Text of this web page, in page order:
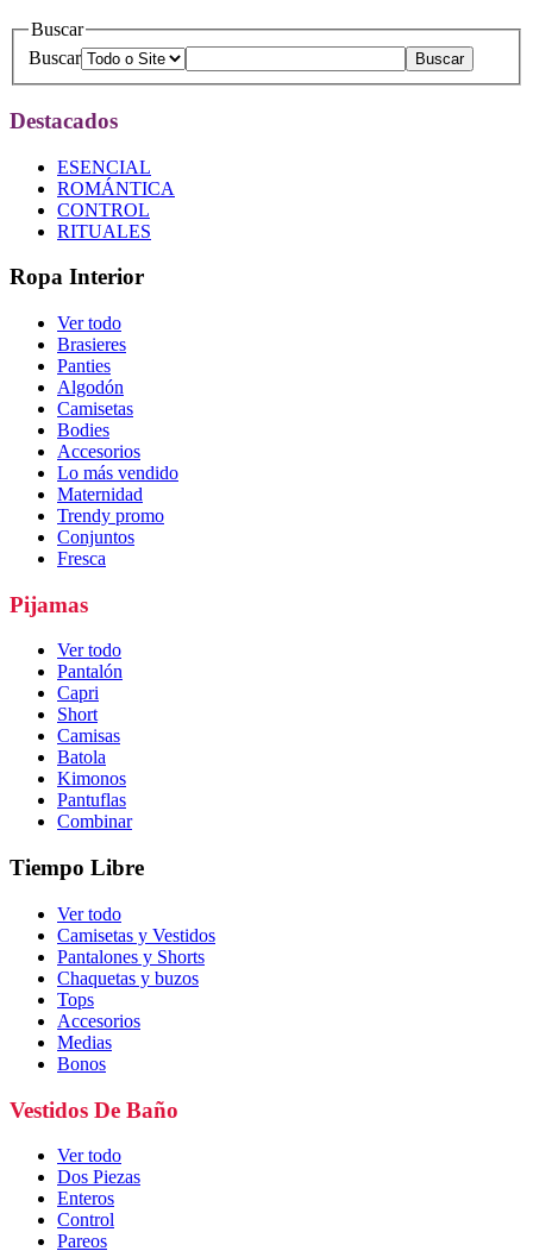
Buscar
Buscar
Destacados
ESENCIAL
ROMÁNTICA
CONTROL
RITUALES
Ropa Interior
Ver todo
Brasieres
Panties
Algodón
Camisetas
Bodies
Accesorios
Lo más vendido
Maternidad
Trendy promo
Conjuntos
Fresca
Pijamas
Ver todo
Pantalón
Capri
Short
Camisas
Batola
Kimonos
Pantuflas
Combinar
Tiempo Libre
Ver todo
Camisetas y Vestidos
Pantalones y Shorts
Chaquetas y buzos
Tops
Accesorios
Medias
Bonos
Vestidos De Baño
Ver todo
Dos Piezas
Enteros
Control
Pareos